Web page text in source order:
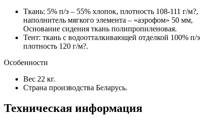
Ткань: 5% п/э – 55% хлопок, плотность 108-111 г/м?,
наполнитель мягкого элемента – «аэрофом» 50 мм,
Основание сидения ткань полипропиленовая.
Тент: ткань с водоотталкивающей отделкой 100% п/э
плотность 120 г/м?.
Особенности
Вес 22 кг.
Страна производства Беларусь.
Техническая информация